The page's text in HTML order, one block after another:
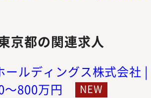
京都の関連求人
ールディングス株式会社
～800万円